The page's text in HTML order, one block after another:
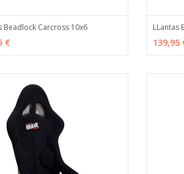
Beadlock Carcross 10x6
€ VER
LLantas
139,95